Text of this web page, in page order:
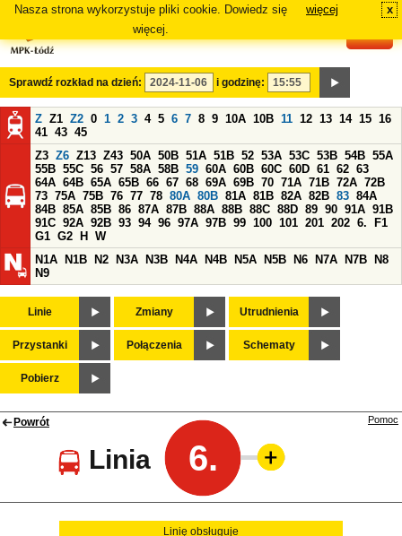
Nasza strona wykorzystuje pliki cookie. Dowiedz się
więcej.
więcej x
Sprawdź rozkład na dzień: i godzinę:
Z Z1 Z2 0 1 2 3 4 5 6 7 8 9 10A 10B 11 12 13 14 15 16
41 43 45
Z3 Z6 Z13 Z43 50A 50B 51A 51B 52 53A 53C 53B 54B 55A
55B 55C 56 57 58A 58B 59 60A 60B 60C 60D 61 62 63
64A 64B 65A 65B 66 67 68 69A 69B 70 71A 71B 72A 72B
73 75A 75B 76 77 78 80A 80B 81A 81B 82A 82B 83 84A
84B 85A 85B 86 87A 87B 88A 88B 88C 88D 89 90 91A 91B
91C 92A 92B 93 94 96 97A 97B 99 100 101 201 202 6.
F1
G1 G2 H
W
N1A
N1B N2 N3A N3B N4A N4B N5A N5B N6 N7A N7B
N8
N9
Linie Zmiany Utrudnienia
Przystanki Połączenia Schematy
Pobierz
Powrót
Linia 6.
Pomoc
Linię obsługuje